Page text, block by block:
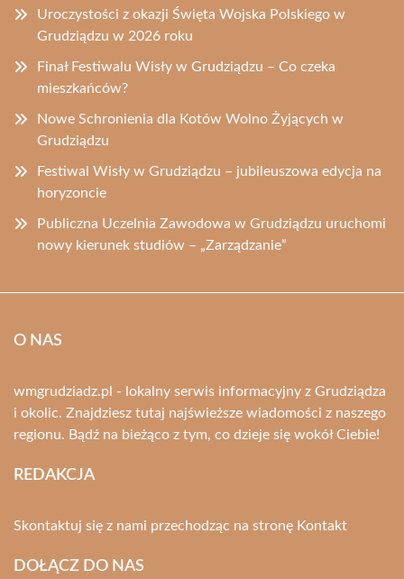
Uroczystości z okazji Święta Wojska Polskiego w
Grudziądzu w 2026 roku
Finał Festiwalu Wisły w Grudziądzu – Co czeka
mieszkańców?
Nowe Schronienia dla Kotów Wolno Żyjących w
Grudziądzu
Festiwal Wisły w Grudziądzu – jubileuszowa edycja na
horyzoncie
Publiczna Uczelnia Zawodowa w Grudziądzu uruchomi
nowy kierunek studiów – „Zarządzanie”
O NAS
wmgrudziadz.pl - lokalny serwis informacyjny z Grudziądza
i okolic. Znajdziesz tutaj najświeższe wiadomości z naszego
regionu. Bądź na bieżąco z tym, co dzieje się wokół Ciebie!
REDAKCJA
Skontaktuj się z nami przechodząc na stronę Kontakt
DOŁĄCZ DO NAS